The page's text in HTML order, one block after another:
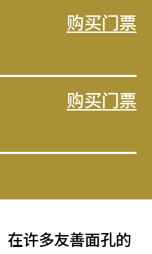
购买门票
购买门票
在许多友善面孔的